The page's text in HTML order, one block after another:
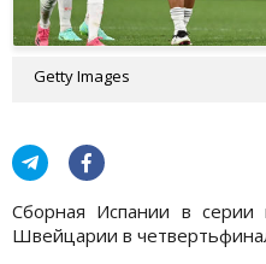
Getty Images
Сборная Испании в серии
Швейцарии в